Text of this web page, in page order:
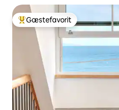
Bedste gæstefavorit
Gæstefavorit